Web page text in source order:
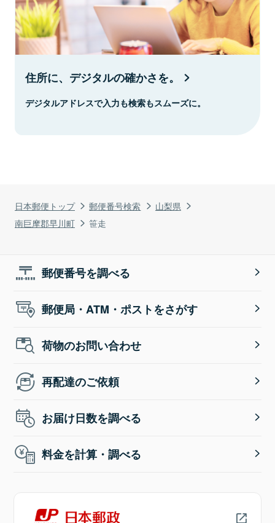
日本郵便トップ 郵便番号検索
山梨県
南巨摩郡早川町
笹走
住所に、デジタルの確かさを。
デジタルアドレスで入力も検索もスムーズに。
郵便番号を調べる
郵便局・ATM・ポストをさがす
荷物のお問い合わせ
再配達のご依頼
お届け日数を調べる
料金を計算・調べる